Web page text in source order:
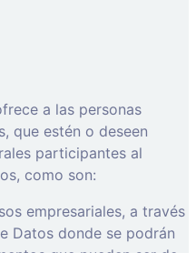
a las personas
que estén o deseen
participantes al
como son:
empresariales, a través
Datos donde se podrán